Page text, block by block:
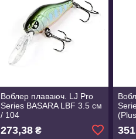
Воблер плаваюч. LJ Pro
Series BASARA LBF 3.5 см
/ 104
273,38₴ 351